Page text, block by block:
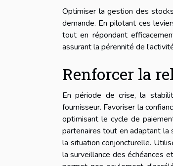
Optimiser la gestion des
demande. En pilotant ces
tout en répondant
assurant la pérennité de
Renforcer la
En période de crise, la
fournisseur. Favoriser la
optimisant le cycle de
partenaires tout en adaptant la
la situation conjoncturelle.
la surveillance des échéances